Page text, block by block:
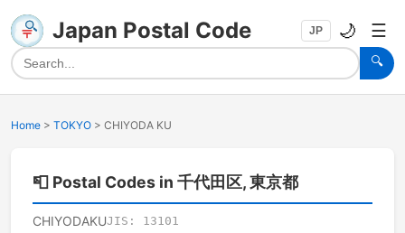
Japan Postal Code
🔍
JP 🌙 ☰
Home > TOKYO > CHIYODA KU
📮 Postal Codes in 千代田区, 東京都
CHIYODAKUJIS: 13101